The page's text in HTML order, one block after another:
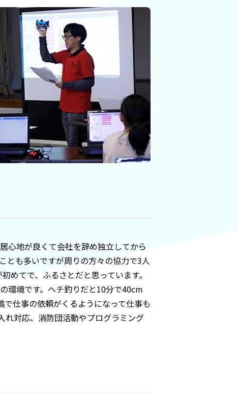
心地が良くて会社を辞め独立してから
とも多いですが周りの方々の協力で3人
めてで、ふるさとだと思っています。
環境です。ヘチ釣りだと10分で40cm
仕事の依頼がくるようになって仕事も
れ対応、消防団活動やプログラミング